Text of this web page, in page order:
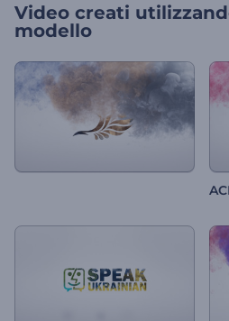
Video creati
modello